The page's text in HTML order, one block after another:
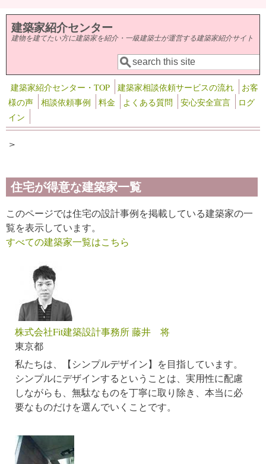
メインコンテンツに移動
建築家紹介センター
建物を建てたい方に建築家を紹介・一級建築士が運営する建築家紹介サイト
検索フォーム
検索
建築家紹介センター・TOP 建築家相談依頼サービスの流れ
お客
様の声
相談依頼事例 料金 よくある質問 安心安全宣言
ログ
イン
>
住宅が得意な建築家一覧
このページでは住宅の設計事例を掲載している建築家の一
覧を表示しています。
すべての建築家一覧はこちら
株式会社Fit建築設計事務所 藤井 将
東京都
私たちは、【シンプルデザイン】を目指しています。
シンプルにデザインするということは、実用性に配慮
しながらも、無駄なものを丁寧に取り除き、本当に必
要なものだけを選んでいくことです。